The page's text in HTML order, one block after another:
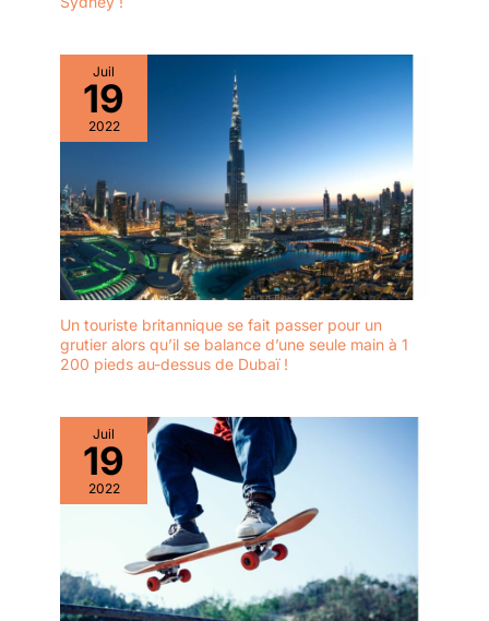
Juil
19
2022
Un touriste britannique se fait passer pour un
grutier alors qu’il se balance d’une seule main à 1
200 pieds au-dessus de Dubaï !
Juil
19
2022